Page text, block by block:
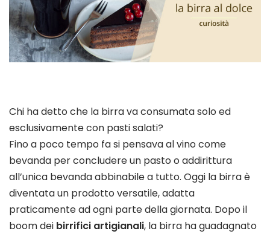
Chi ha detto che la birra va consumata solo ed
esclusivamente con pasti salati?
Fino a poco tempo fa si pensava al vino come
bevanda per concludere un pasto o addirittura
all’unica bevanda abbinabile a tutto. Oggi la birra è
diventata un prodotto versatile, adatta
praticamente ad ogni parte della giornata. Dopo il
boom dei birrifici artigianali, la birra ha guadagnato